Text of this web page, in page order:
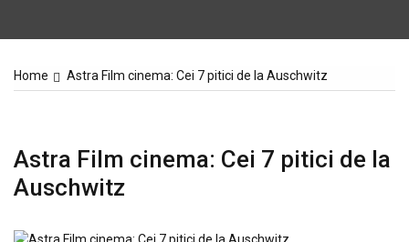
Home Astra Film cinema: Cei 7 pitici de la Auschwitz
Astra Film cinema: Cei 7 pitici de la
Auschwitz